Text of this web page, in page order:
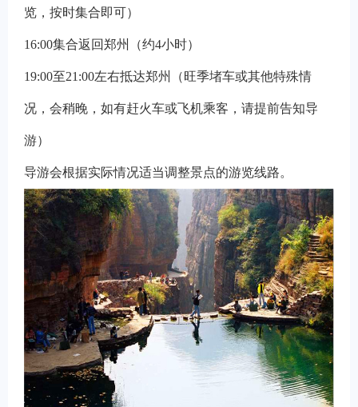
览，按时集合即可）
16:00集合返回郑州（约4小时）
19:00至21:00左右抵达郑州（旺季堵车或其他特殊情
况，会稍晚，如有赶火车或飞机乘客，请提前告知导
游）
导游会根据实际情况适当调整景点的游览线路。